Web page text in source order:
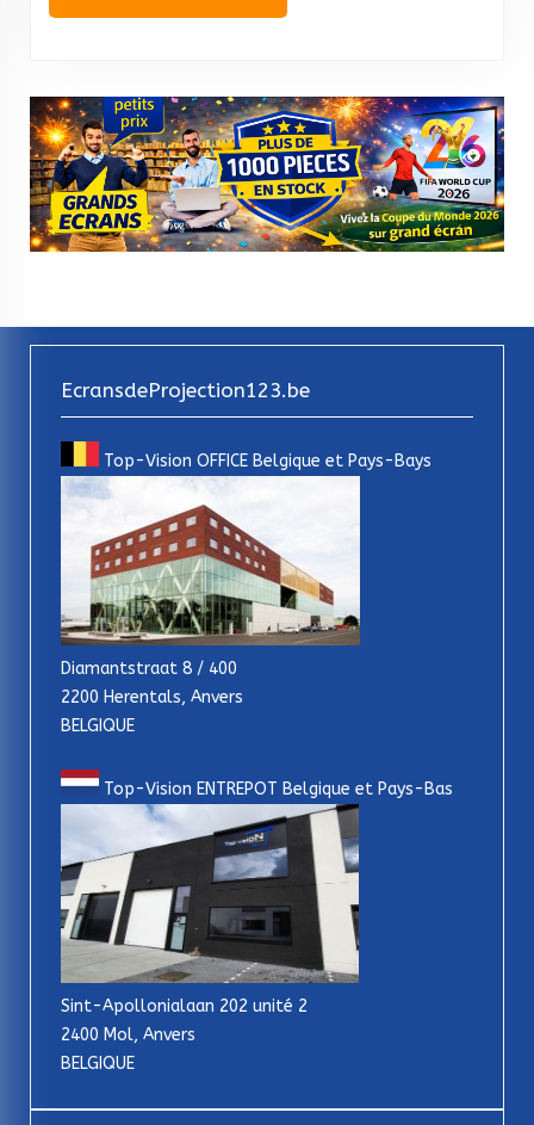
EcransdeProjection123.be
Top-Vision OFFICE Belgique et Pays-Bays
Diamantstraat 8 / 400
2200 Herentals, Anvers
BELGIQUE
Top-Vision ENTREPOT Belgique et Pays-Bas
Sint-Apollonialaan 202 unité 2
2400 Mol, Anvers
BELGIQUE